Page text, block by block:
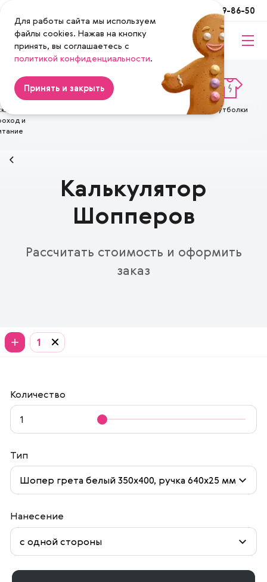
+7 (495) 649-86-50
Magenta
и
Футболки
Калькулятор
Шопперов
Рассчитать стоимость и оформить
заказ
1
Количество
Тип
Нанесение
Для работы сайта мы используем
файлы cookies. Нажав на кнопку
принять, вы соглашаетесь с
политикой конфиденциальности.
Принять и закрыть